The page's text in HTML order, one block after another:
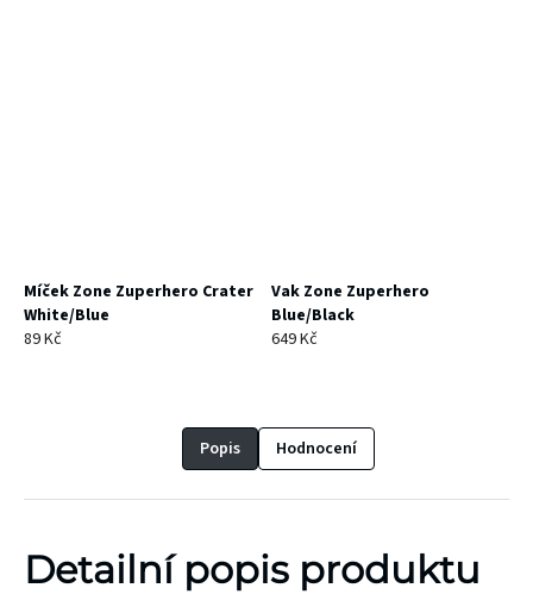
Míček Zone Zuperhero Crater
White/Blue
89 Kč
Vak Zone Zuperhero
Blue/Black
649 Kč
Popis Hodnocení
Detailní popis produktu